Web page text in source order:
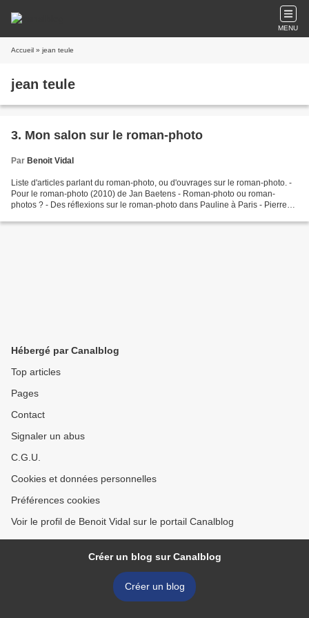
MENU
Accueil » jean teule
jean teule
3. Mon salon sur le roman-photo
Par Benoit Vidal
Liste d'articles parlant du roman-photo, ou d'ouvrages sur le roman-photo. -
Pour le roman-photo (2010) de Jan Baetens - Roman-photo ou roman-
photos ? - Des réflexions sur le roman-photo dans Pauline à Paris - Pierre
Hébergé par Canalblog
Top articles
Pages
Contact
Signaler un abus
C.G.U.
Cookies et données personnelles
Préférences cookies
Voir le profil de Benoit Vidal sur le portail Canalblog
Créer un blog sur Canalblog
Créer un blog